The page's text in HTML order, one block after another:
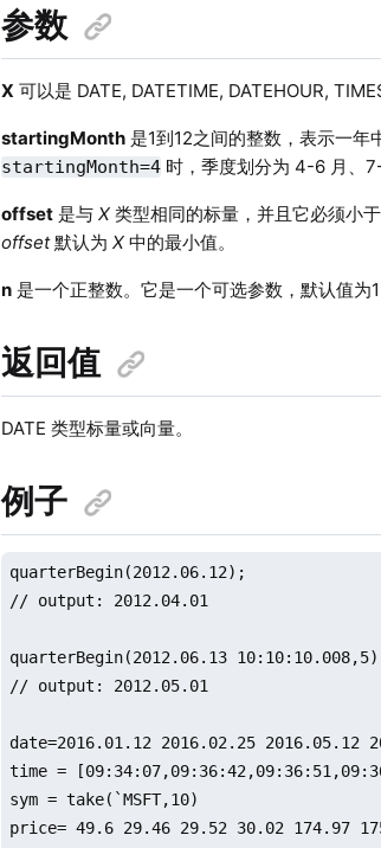
参数
X 可以是 DATE, DATETIME, DATEHOUR,
startingMonth 是1到12之间的整数，表示一
startingMonth=4 时，季度划分为 4-6 月、
offset 是与X 类型相同的标量，并且它必须小
offset默认为X 中的最小值。
n 是一个正整数。它是一个可选参数，默认值为1
返回值
DATE 类型标量或向量。
例子
quarterBegin(2012.06.12);
// output: 2012.04.01
quarterBegin(2012.06.13
// output: 2012.05.01
date=2016.01.12 2016.02.25 2016.05.12
time =
sym = take(`MSFT,10)
price= 49.6 29.46 29.52 30.02 174.97